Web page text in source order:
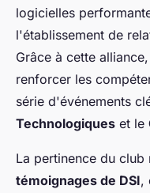
logicielles
l'établissement de
Grâce à cette alliance,
renforcer les
série d'événements
Technologiques et le
La pertinence du club
témoignages de DSI,